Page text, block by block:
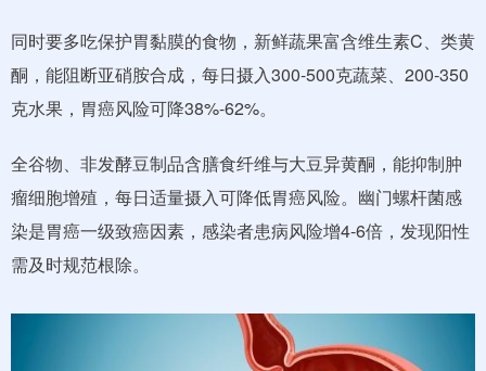
同时要多吃保护胃黏膜的食物，新鲜蔬果富含维生素C、类黄
酮，能阻断亚硝胺合成，每日摄入300-500克蔬菜、200-350
克水果，胃癌风险可降38%-62%。
全谷物、非发酵豆制品含膳食纤维与大豆异黄酮，能抑制肿
瘤细胞增殖，每日适量摄入可降低胃癌风险。幽门螺杆菌感
染是胃癌一级致癌因素，感染者患病风险增4-6倍，发现阳性
需及时规范根除。